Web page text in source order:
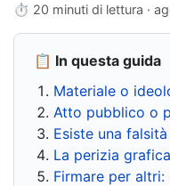
⏱ 20 minuti di lettura ·
📋 In questa guida
Materiale o
Atto pubblico o
Esiste una
La perizia
Firmare per